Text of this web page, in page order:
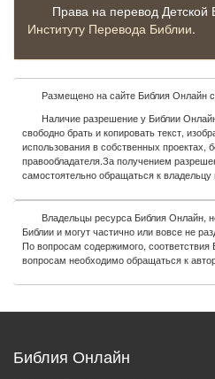
Права на перевод
Институту Перевода Библии.
Размещено на сайте Библия Онлайн
Наличие разрешение у Библии
свободно брать и копировать текст,
использования в собственных проектах,
правообладателя.За получением
самостоятельно обращаться к владельцу
Владельцы ресурса Библия Онлайн,
Библии и могут частично или вовсе не
По вопросам содержимого,
вопросам необходимо обращаться к
Библия Онлайн